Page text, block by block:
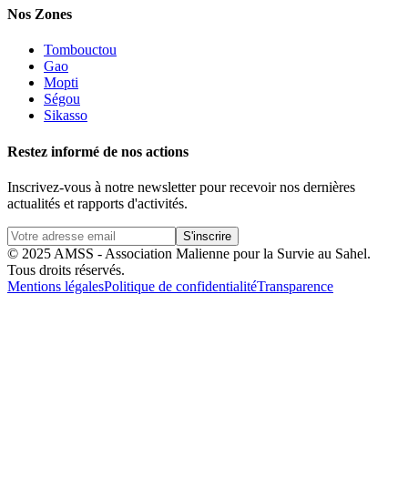
Nos Zones
Tombouctou
Gao
Mopti
Ségou
Sikasso
Restez informé de nos actions
Inscrivez-vous à notre newsletter pour recevoir nos dernières
actualités et rapports d'activités.
S'inscrire
© 2025 AMSS - Association Malienne pour la Survie au Sahel.
Tous droits réservés.
Mentions légalesPolitique de confidentialitéTransparence